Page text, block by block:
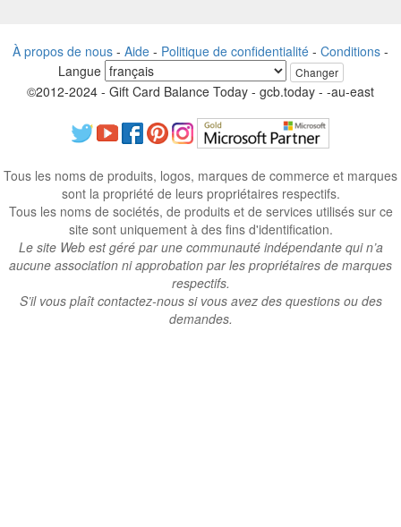
À propos de nous - Aide - Politique de confidentialité - Conditions -
Langue
Changer
©2012-2024 - Gift Card Balance Today - gcb.today - -au-east
Tous les noms de produits, logos, marques de commerce et marques
sont la propriété de leurs propriétaires respectifs.
Tous les noms de sociétés, de produits et de services utilisés sur ce
site sont uniquement à des fins d'identification.
Le site Web est géré par une communauté indépendante qui n’a
aucune association ni approbation par les propriétaires de marques
respectifs.
S’il vous plaît contactez-nous si vous avez des questions ou des
demandes.